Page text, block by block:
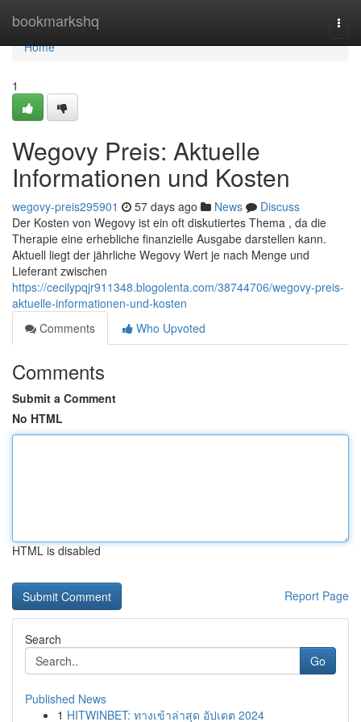
bookmarkshq
Home
Home
1
Wegovy Preis: Aktuelle
Informationen und Kosten
wegovy-preis295901 57 days ago News
Discuss
Der Kosten von Wegovy ist ein oft diskutiertes Thema , da die
Therapie eine erhebliche finanzielle Ausgabe darstellen kann.
Aktuell liegt der jährliche Wegovy Wert je nach Menge und
Lieferant zwischen
https://cecilypqjr911348.blogolenta.com/38744706/wegovy-preis-
aktuelle-informationen-und-kosten
Comments
Who Upvoted
Comments
Submit a Comment
No HTML
HTML is disabled
Report Page
Search
Go
Published News
1 HITWINBET: ทางเข้าล่าสุด อัปเดต 2024